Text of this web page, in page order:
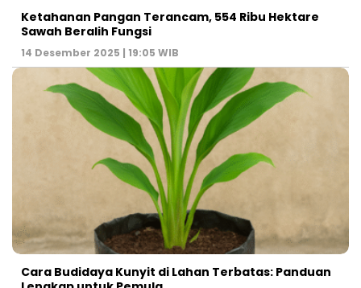
Ketahanan Pangan Terancam, 554 Ribu Hektare
Sawah Beralih Fungsi
14 Desember 2025 | 19:05 WIB
Cara Budidaya Kunyit di Lahan Terbatas: Panduan